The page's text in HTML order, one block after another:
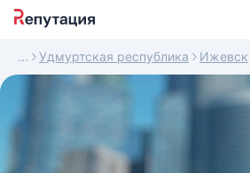
Удмуртская республика Ижевск